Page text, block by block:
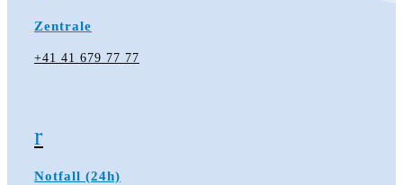
Zentrale
+41 41 679 77 77
r
Notfall (24h)